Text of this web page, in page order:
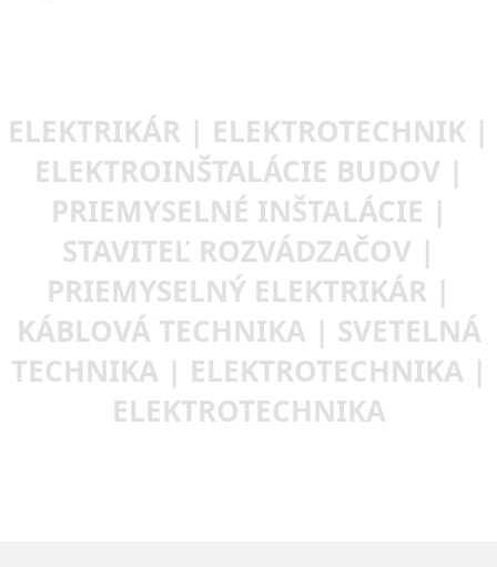
ELEKTRIKÁR | ELEKTROTECHNIK |
ELEKTROINŠTALÁCIE BUDOV |
PRIEMYSELNÉ INŠTALÁCIE |
STAVITEĽ ROZVÁDZAČOV |
PRIEMYSELNÝ ELEKTRIKÁR |
KÁBLOVÁ TECHNIKA | SVETELNÁ
TECHNIKA | ELEKTROTECHNIKA |
ELEKTROTECHNIKA